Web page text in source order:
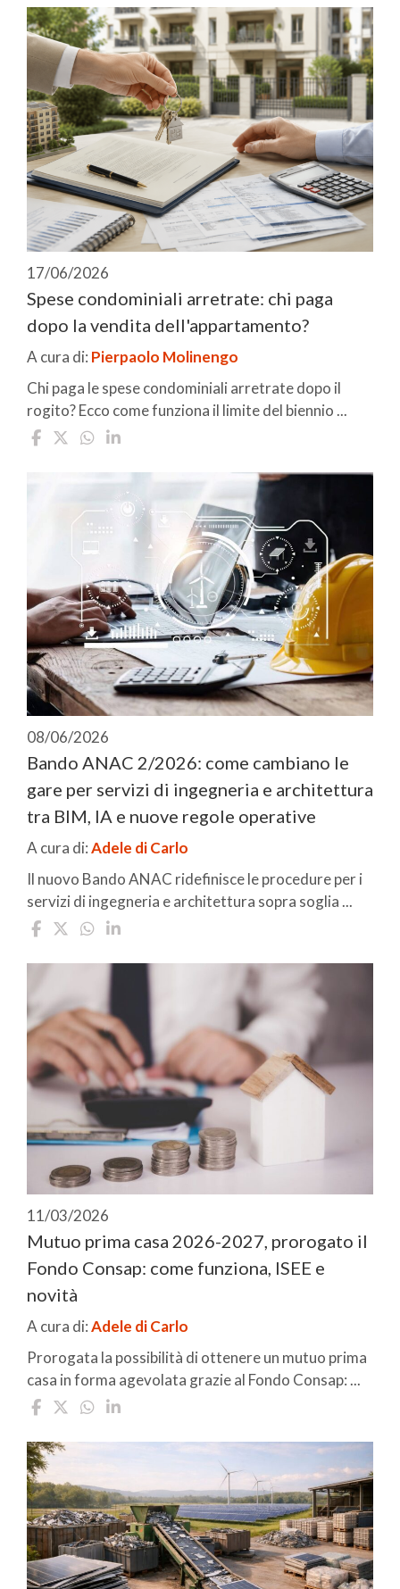
17/06/2026
Spese condominiali arretrate: chi paga
dopo la vendita dell'appartamento?
A cura di: Pierpaolo Molinengo
Chi paga le spese condominiali arretrate dopo il
rogito? Ecco come funziona il limite del biennio ...
08/06/2026
Bando ANAC 2/2026: come cambiano le
gare per servizi di ingegneria e architettura
tra BIM, IA e nuove regole operative
A cura di:Adele di Carlo
Il nuovo Bando ANAC ridefinisce le procedure per i
servizi di ingegneria e architettura sopra soglia ...
11/03/2026
Mutuo prima casa 2026-2027, prorogato il
Fondo Consap: come funziona, ISEE e
novità
A cura di:Adele di Carlo
Prorogata la possibilità di ottenere un mutuo prima
casa in forma agevolata grazie al Fondo Consap: ...